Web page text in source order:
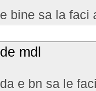
e bine sa la faci
de mdl
da e bn sa le